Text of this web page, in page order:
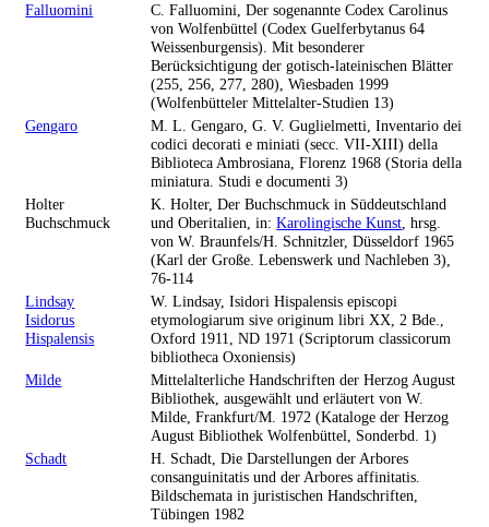
Falluomini
C. Falluomini, Der sogenannte Codex Carolinus
von Wolfenbüttel (Codex Guelferbytanus 64
Weissenburgensis). Mit besonderer
Berücksichtigung der gotisch-lateinischen Blätter
(255, 256, 277, 280), Wiesbaden 1999
(Wolfenbütteler Mittelalter-Studien 13)
Gengaro
M. L. Gengaro, G. V. Guglielmetti, Inventario dei
codici decorati e miniati (secc. VII-XIII) della
Biblioteca Ambrosiana, Florenz 1968 (Storia della
miniatura. Studi e documenti 3)
Holter
Buchschmuck
K. Holter, Der Buchschmuck in Süddeutschland
und Oberitalien, in:Karolingische Kunst, hrsg.
von W. Braunfels/H. Schnitzler, Düsseldorf 1965
(Karl der Große. Lebenswerk und Nachleben 3),
76-114
Lindsay
Isidorus
Hispalensis
W. Lindsay, Isidori Hispalensis episcopi
etymologiarum sive originum libri XX, 2 Bde.,
Oxford 1911, ND 1971 (Scriptorum classicorum
bibliotheca Oxoniensis)
Milde
Mittelalterliche Handschriften der Herzog August
Bibliothek, ausgewählt und erläutert von W.
Milde, Frankfurt/M. 1972 (Kataloge der Herzog
August Bibliothek Wolfenbüttel, Sonderbd. 1)
Schadt
H. Schadt, Die Darstellungen der Arbores
consanguinitatis und der Arbores affinitatis.
Bildschemata in juristischen Handschriften,
Tübingen 1982